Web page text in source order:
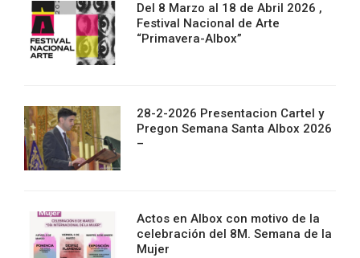
Del 8 Marzo al 18 de Abril 2026 ,
Festival Nacional de Arte
“Primavera-Albox”
28-2-2026 Presentacion Cartel y
Pregon Semana Santa Albox 2026
–
Actos en Albox con motivo de la
celebración del 8M. Semana de la
Mujer